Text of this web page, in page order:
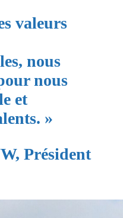
valeurs
nous
nous
et
»
Président